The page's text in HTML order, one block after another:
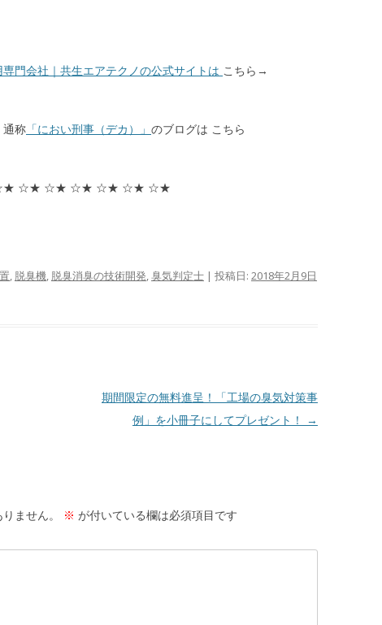
門会社｜共生エアテクノの公式サイトは こちら→
通称 「におい刑事（デカ）」 のブログは こちら
☆★ ☆★ ☆★ ☆★ ☆★ ☆★
, 脱臭機, 脱臭消臭の技術開発,臭気判定士 | 投稿日: 2018年2月9日
期間限定の無料進呈！「工場の臭気対策事
例」を小冊子にしてプレゼント！
→
ません。 ※ が付いている欄は必須項目です